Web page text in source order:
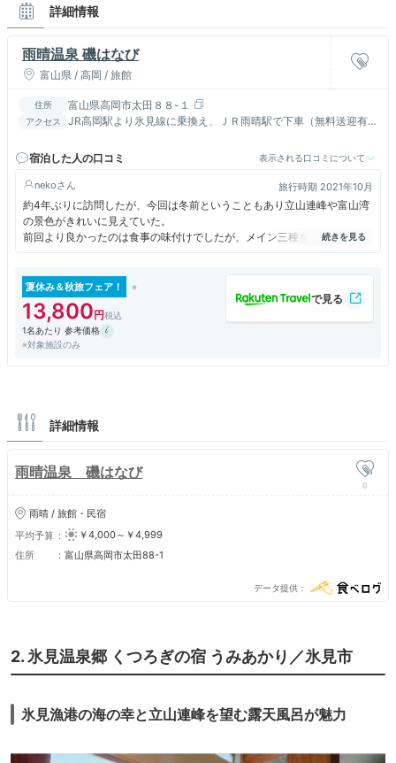
詳細情報
雨晴温泉 磯はなび
富山県 / 高岡 / 旅館
住所 富山県高岡市太田８８-１
アクセス
JR高岡駅より氷見線に乗換え、ＪＲ雨晴駅で下車（無料送迎有
宿泊した人の口コミ
表示される口コミについて
neko 旅行時期 2021年10月
約4年ぶりに訪問したが、今回は冬前ということもあり立山連峰や富山湾
の景色がきれいに見えていた。
前回より良かったのは食事の味付けでしたが、メイン三種を一皿に？とい
うのはちょっと残念。各々単体メインにできるモノだけに、2種類でも
残念だったのが、4か所あったはずの大浴場が一つ閉鎖（休止？）で、男
女のバランスがあっていなかったことでしょうか？それでも大混雑には出
会わなかったので、まあ許容値です。
夏休み＆秋旅フェア！
13,800
1名あたり 参考価格
※対象施設のみ
詳細情報
雨晴温泉 磯はなび
0
雨晴 / 旅館・民宿
平均予算
￥4,000～￥4,999
住所
富山県高岡市太田88-1
データ提供
2. 氷見温泉郷 くつろぎの宿 うみあかり／氷見市
氷見漁港の海の幸と立山連峰を望む露天風呂が魅力